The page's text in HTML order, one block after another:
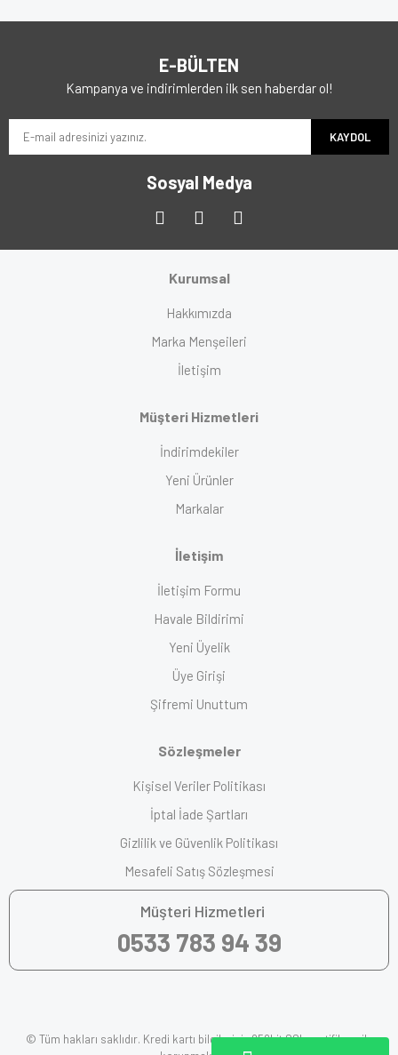
E-BÜLTEN
Kampanya ve indirimlerden ilk sen haberdar ol!
KAYDOL
Sosyal Medya
Kurumsal
Hakkımızda
Marka Menşeileri
İletişim
Müşteri Hizmetleri
İndirimdekiler
Yeni Ürünler
Markalar
İletişim
İletişim Formu
Havale Bildirimi
Yeni Üyelik
Üye Girişi
Şifremi Unuttum
Sözleşmeler
Kişisel Veriler Politikası
İptal İade Şartları
Gizlilik ve Güvenlik Politikası
Mesafeli Satış Sözleşmesi
Müşteri Hizmetleri
0533 783 94 39
© Tüm hakları saklıdır. Kredi kartı bilgileriniz 256bit SSL sertifikası ile